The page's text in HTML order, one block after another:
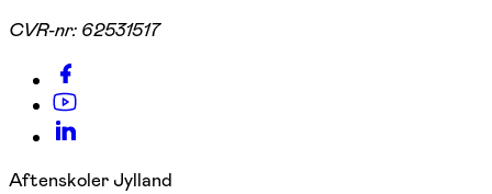
CVR-nr: 62531517
Aftenskoler Jylland